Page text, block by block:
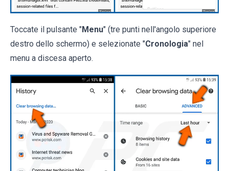
Toccate il pulsante "Menu" (tre punti nell'angolo superiore
destro dello schermo) e selezionate "Cronologia" nel
menu a discesa aperto.